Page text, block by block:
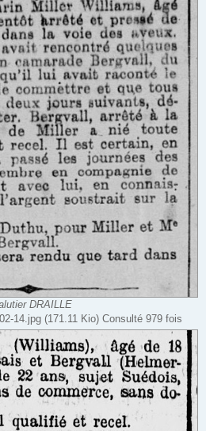
DRAILLE
14.jpg (171.11 Kio) Consulté 979 fois